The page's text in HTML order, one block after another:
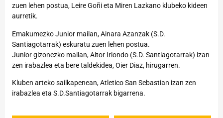
zuen lehen postua, Leire Goñi eta Miren Lazkano klubeko kideen
aurretik.
Emakumezko Junior mailan, Ainara Azanzak (S.D.
Santiagotarrak) eskuratu zuen lehen postua.
Junior gizonezko mailan, Aitor Iriondo (S.D. Santiagotarrak) izan
zen irabazlea eta bere taldekidea, Oier Diaz, hirugarren.
Kluben arteko sailkapenean, Atletico San Sebastian izan zen
irabazlea eta S.D.Santiagotarrak bigarrena.